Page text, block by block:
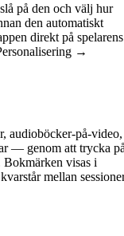
på den och välj hur
den automatiskt
direkt på spelarens
→
audioböcker-på-video,
— genom att trycka
visas i
mellan